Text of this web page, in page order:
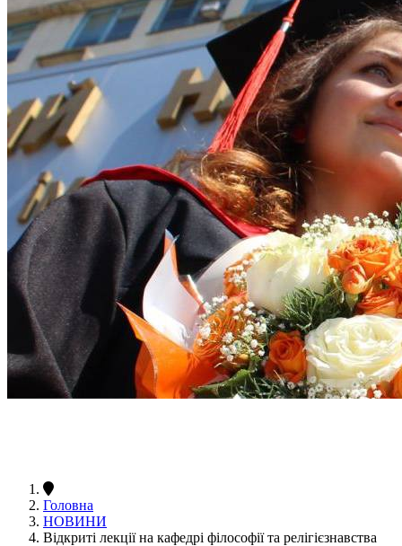
Головна
НОВИНИ
Відкриті лекції на кафедрі філософії та релігієзнавства